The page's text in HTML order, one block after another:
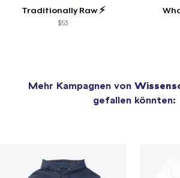
Traditionally Raw ⚡
$53
Mehr Kampagnen von
gefallen könnten: